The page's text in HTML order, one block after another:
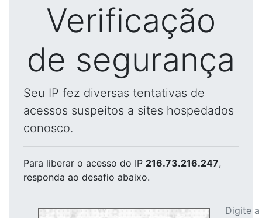
Verificação
de segurança
Seu IP fez diversas tentativas de
acessos suspeitos a sites hospedados
conosco.
Para liberar o acesso do IP 216.73.216.247,
responda ao desafio abaixo.
Digite